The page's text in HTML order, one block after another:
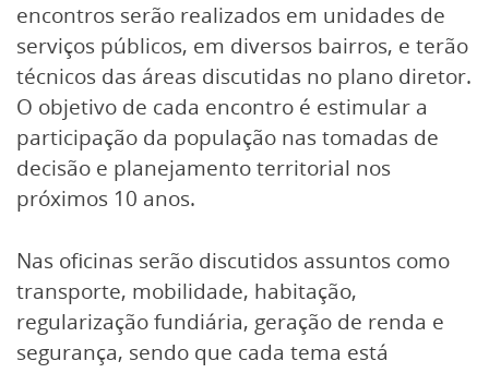
encontros serão realizados em unidades de
serviços públicos, em diversos bairros, e terão
técnicos das áreas discutidas no plano diretor.
O objetivo de cada encontro é estimular a
participação da população nas tomadas de
decisão e planejamento territorial nos
próximos 10 anos.
Nas oficinas serão discutidos assuntos como
transporte, mobilidade, habitação,
regularização fundiária, geração de renda e
segurança, sendo que cada tema está